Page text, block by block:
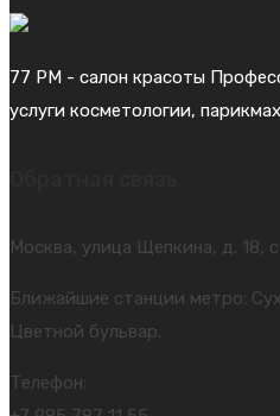
77 PM - салон красоты
услуги косметологии,
Москва, улица Щепкина, д. 18,
Ближайшие станции метро:
Цветной бульвар.
Телефон: